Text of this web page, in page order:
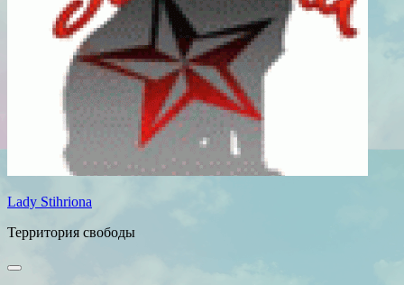
Lady Stihriona
Территория свободы